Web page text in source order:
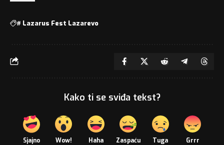
# Lazarus Fest Lazarevo
Kako ti se sviđa tekst?
Sjajno Wow! Haha Zaspaću Tuga Grrr